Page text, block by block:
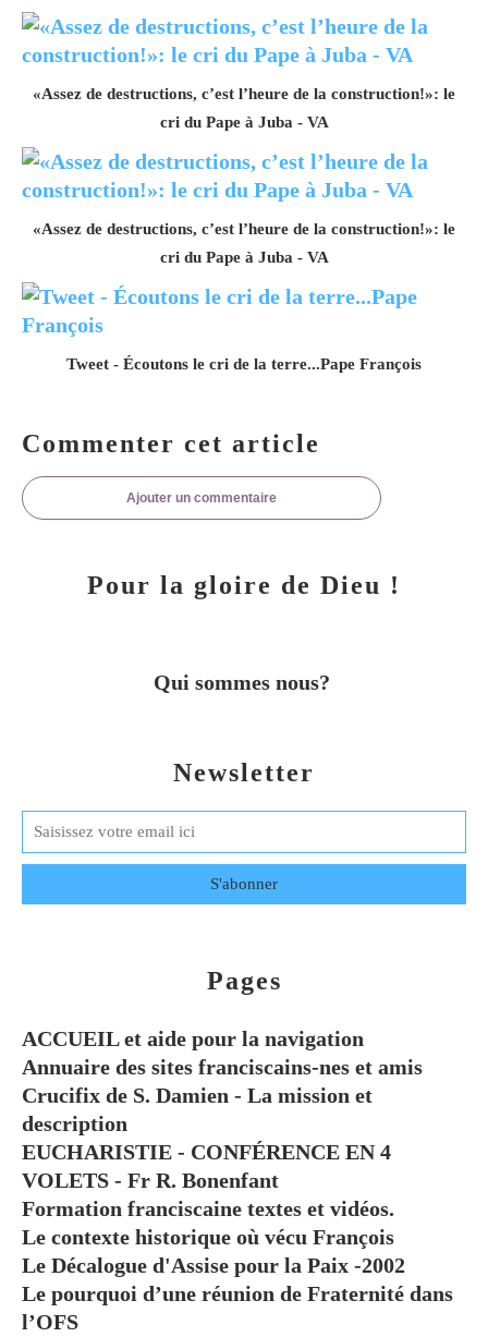
«Assez de destructions, c’est l’heure de la construction!»: le
cri du Pape à Juba - VA
«Assez de destructions, c’est l’heure de la construction!»: le
cri du Pape à Juba - VA
Tweet - Écoutons le cri de la terre...Pape François
Commenter cet article
Ajouter un commentaire
Newsletter
Pages
ACCUEIL et aide pour la navigation
Annuaire des sites franciscains-nes et amis
Crucifix de S. Damien - La mission et
description
EUCHARISTIE - CONFÉRENCE EN 4
VOLETS - Fr R. Bonenfant
Formation franciscaine textes et vidéos.
Le contexte historique où vécu François
Le Décalogue d'Assise pour la Paix -2002
Le pourquoi d’une réunion de Fraternité dans
l’OFS
Pour la gloire de Dieu !
Qui sommes nous?